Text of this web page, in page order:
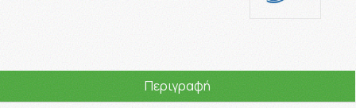
Περιγραφή